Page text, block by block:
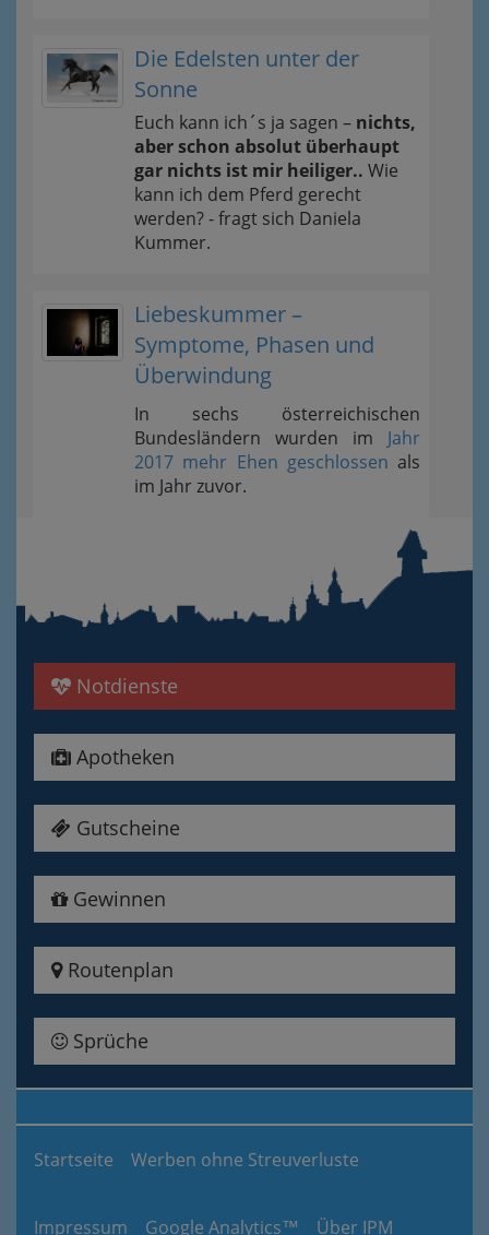
Die Edelsten unter der
Sonne
Euch kann ich´s ja sagen – nichts,
aber schon absolut überhaupt
gar nichts ist mir heiliger.. Wie
kann ich dem Pferd gerecht
werden? - fragt sich Daniela
Kummer.
Liebeskummer –
Symptome, Phasen und
Überwindung
In sechs österreichischen
Bundesländern wurden im Jahr
2017 mehr Ehen geschlossen als
im Jahr zuvor.
Notdienste
Apotheken
Gutscheine
Gewinnen
Routenplan
Sprüche
Startseite Werben ohne Streuverluste
Impressum Google Analytics™ Über IPM